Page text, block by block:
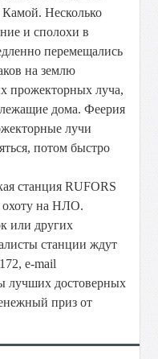
Камой. Несколько
и сполохи в
перемещались
на землю
прожекторных луча,
дома. Феерия
лучи
потом быстро
станция RUFORS
охоту на НЛО.
или других
станции ждут
e-mail
лучших достоверных
приз от